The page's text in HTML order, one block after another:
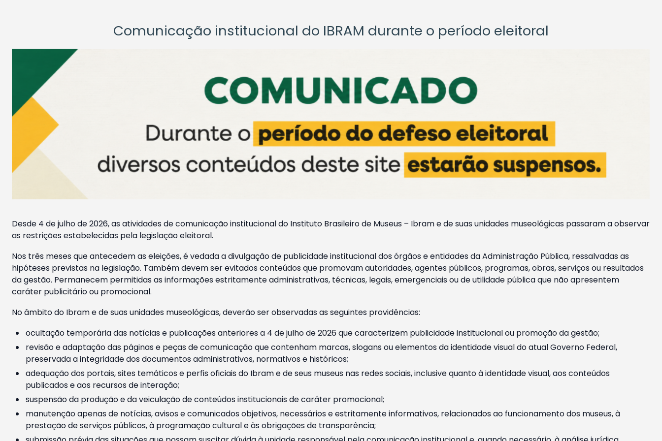
Comunicação institucional do IBRAM durante o período eleitoral
Desde 4 de julho de 2026, as atividades de comunicação institucional do Instituto Brasileiro de Museus – Ibram e de suas unidades museológicas passaram a observar
as restrições estabelecidas pela legislação eleitoral.
Nos três meses que antecedem as eleições, é vedada a divulgação de publicidade institucional dos órgãos e entidades da Administração Pública, ressalvadas as
hipóteses previstas na legislação. Também devem ser evitados conteúdos que promovam autoridades, agentes públicos, programas, obras, serviços ou resultados
da gestão. Permanecem permitidas as informações estritamente administrativas, técnicas, legais, emergenciais ou de utilidade pública que não apresentem
caráter publicitário ou promocional.
No âmbito do Ibram e de suas unidades museológicas, deverão ser observadas as seguintes providências:
ocultação temporária das notícias e publicações anteriores a 4 de julho de 2026 que caracterizem publicidade institucional ou promoção da gestão;
revisão e adaptação das páginas e peças de comunicação que contenham marcas, slogans ou elementos da identidade visual do atual Governo Federal,
preservada a integridade dos documentos administrativos, normativos e históricos;
adequação dos portais, sites temáticos e perfis oficiais do Ibram e de seus museus nas redes sociais, inclusive quanto à identidade visual, aos conteúdos
publicados e aos recursos de interação;
suspensão da produção e da veiculação de conteúdos institucionais de caráter promocional;
manutenção apenas de notícias, avisos e comunicados objetivos, necessários e estritamente informativos, relacionados ao funcionamento dos museus, à
prestação de serviços públicos, à programação cultural e às obrigações de transparência;